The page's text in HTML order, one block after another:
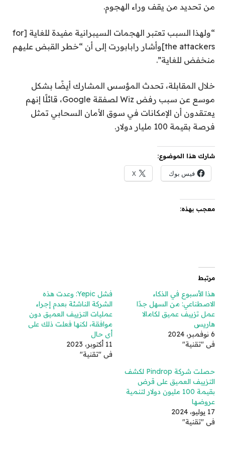
من تحديد من يقف وراء الهجوم.
“ولهذا السبب تعتبر الهجمات السيبرانية مفيدة للغاية [for
the attackers]وأشار رابابورت إلى أن “خطر القبض عليهم
منخفض للغاية”.
خلال المقابلة، تحدث المؤسس المشارك أيضًا بشكل
موسع عن سبب رفض Wiz لصفقة Google، قائلًا إنهم
يعتقدون أن الإمكانات في سوق الأمان السحابي تمثل
فرصة بقيمة 100 مليار دولار.
شارك هذا الموضوع:
فيس بوك X
معجب بهذه:
مرتبط
هذا الأسبوع في الذكاء
الاصطناعي: من السهل جدًا
عمل تزييف عميق لكامالا
هاريس
6 نوفمبر، 2024
في "تقنية"
فشل Yepic: وعدت هذه
الشركة الناشئة بعدم إجراء
عمليات التزييف العميق دون
موافقة، لكنها فعلت ذلك على
أي حال
11 أكتوبر، 2023
في "تقنية"
حصلت شركة Pindrop لكشف
التزييف العميق على قرض
بقيمة 100 مليون دولار لتنمية
عروضها
17 يوليو، 2024
في "تقنية"